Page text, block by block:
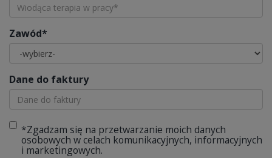
Zawód*
Dane do faktury
*Zgadzam się na przetwarzanie moich danych
osobowych w celach komunikacyjnych, informacyjnych
i marketingowych.